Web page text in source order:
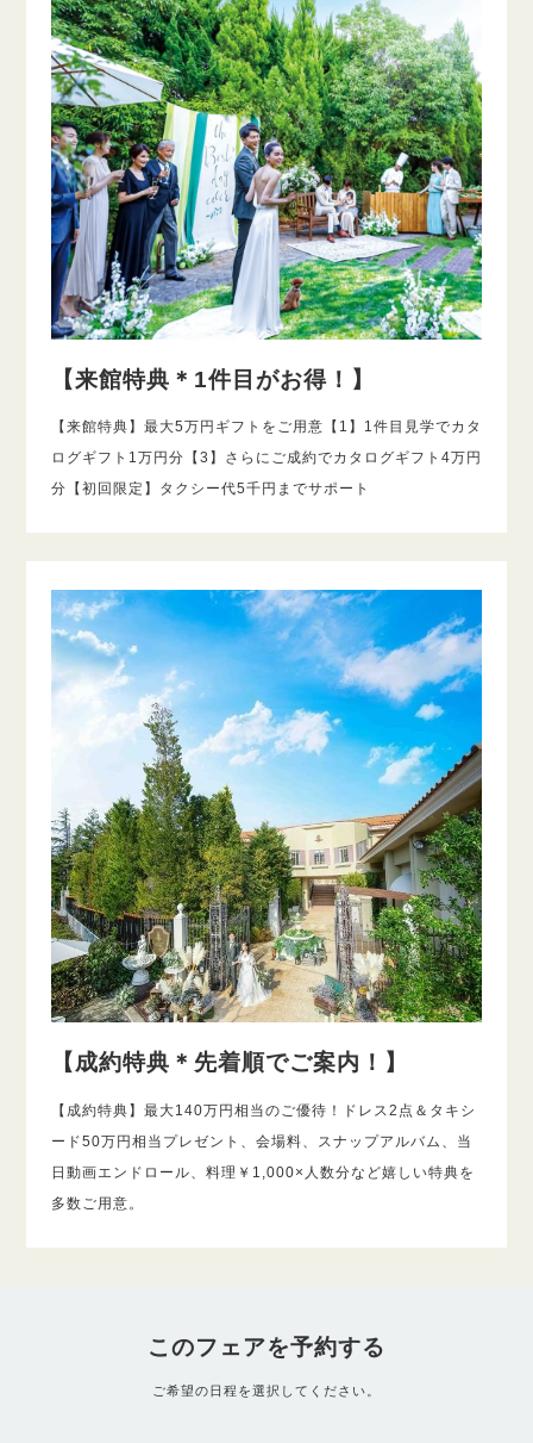
【来館特典＊1件目がお得！】
【来館特典】最大5万円ギフトをご用意【1】1件目見学でカタ
ログギフト1万円分【3】さらにご成約でカタログギフト4万円
分【初回限定】タクシー代5千円までサポート
【成約特典＊先着順でご案内！】
【成約特典】最大140万円相当のご優待！ドレス2点＆タキシ
ード50万円相当プレゼント、会場料、スナップアルバム、当
日動画エンドロール、料理￥1,000×人数分など嬉しい特典を
多数ご用意。
このフェアを予約する
ご希望の日程を選択してください。